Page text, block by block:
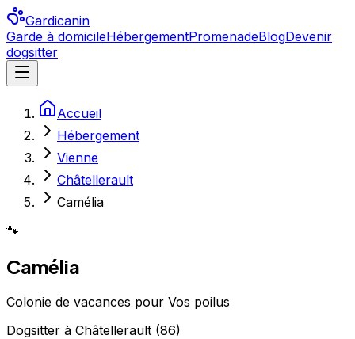
Gardicanin
Garde à domicileHébergementPromenadeBlogDevenir
dogsitter
Accueil
Hébergement
Vienne
Châtellerault
Camélia
🐾
Camélia
Colonie de vacances pour Vos poilus
Dogsitter à Châtellerault (86)